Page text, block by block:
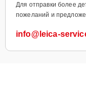
Для отправки более
пожеланий и
info@leica-